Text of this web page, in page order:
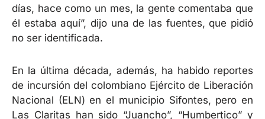
días, hace como un mes, la gente comentaba que
él estaba aquí”, dijo una de las fuentes, que pidió
no ser identificada.
En la última década, además, ha habido reportes
de incursión del colombiano Ejército de Liberación
Nacional (ELN) en el municipio Sifontes, pero en
Las Claritas han sido “Juancho”, “Humbertico” y